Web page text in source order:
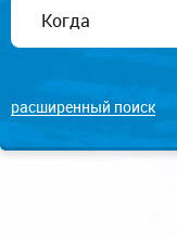
расширенный поиск